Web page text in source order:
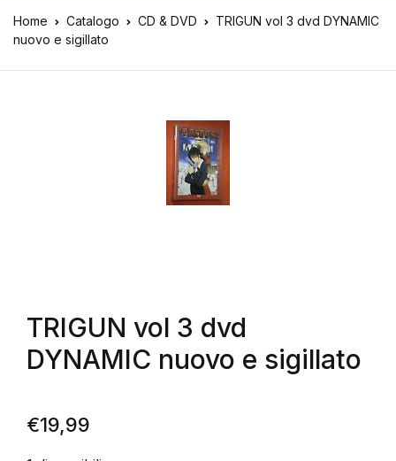
Home Catalogo CD & DVD
TRIGUN vol 3 dvd DYNAMIC
nuovo e sigillato
TRIGUN vol 3 dvd
DYNAMIC nuovo e sigillato
€19,99